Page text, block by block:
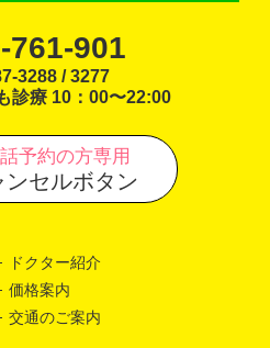
761-901
3288 / 3277
診療 10：00〜22:00
予約の方専用
ンセルボタン
ドクター紹介
価格案内
交通のご案内